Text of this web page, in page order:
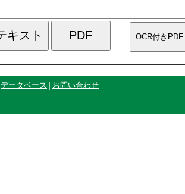
データベース | お問い合わせ